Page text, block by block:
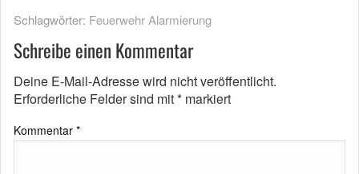
Schlagwörter: Feuerwehr Alarmierung
Schreibe einen Kommentar
Deine E-Mail-Adresse wird nicht veröffentlicht.
Erforderliche Felder sind mit* markiert
Kommentar *